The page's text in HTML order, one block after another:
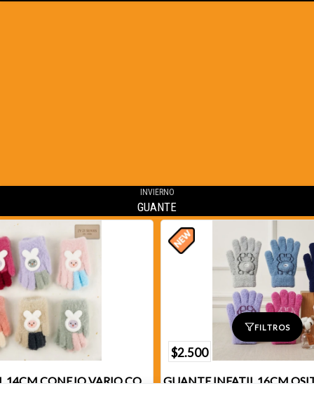
FILTROS
INVIERNO
GUANTE
GUANTE INFATIL 14CM CONEJO VARIO COLORES X1
$2.500